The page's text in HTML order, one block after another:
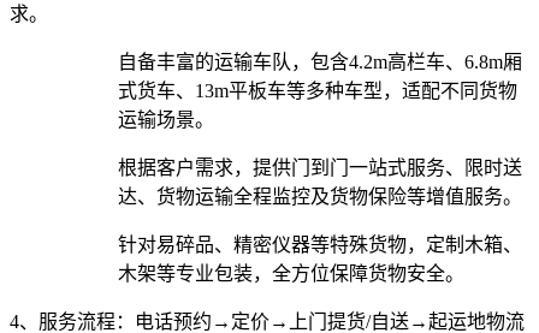
求。​
自备丰富的运输车队，包含4.2m高栏车、6.8m厢
式货车、13m平板车等多种车型，适配不同货物
运输场景。​
根据客户需求，提供门到门一站式服务、限时送
达、货物运输全程监控及货物保险等增值服务。
针对易碎品、精密仪器等特殊货物，定制木箱、
木架等专业包装，全方位保障货物安全。
4、服务流程：
电话预约→定价→上门提货/自送→起运地物流